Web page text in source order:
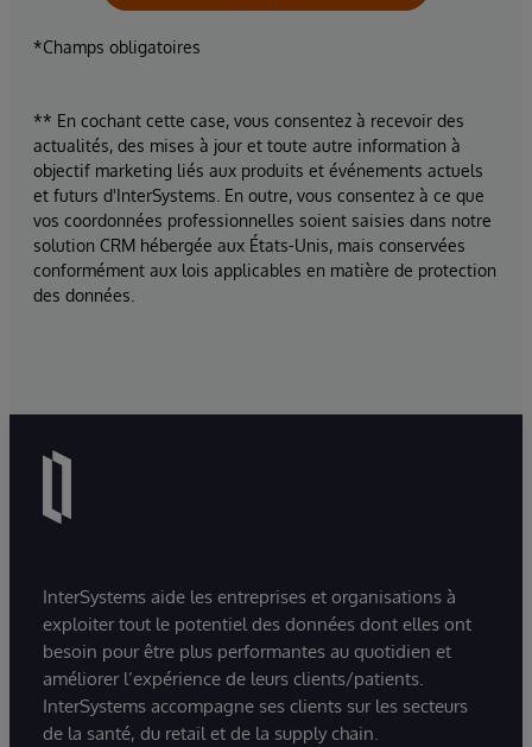
*Champs obligatoires
** En cochant cette case, vous consentez à recevoir des
actualités, des mises à jour et toute autre information à
objectif marketing liés aux produits et événements actuels
et futurs d'InterSystems. En outre, vous consentez à ce que
vos coordonnées professionnelles soient saisies dans notre
solution CRM hébergée aux États-Unis, mais conservées
conformément aux lois applicables en matière de protection
des données.
InterSystems aide les entreprises et organisations à
exploiter tout le potentiel des données dont elles ont
besoin pour être plus performantes au quotidien et
améliorer l’expérience de leurs clients/patients.
InterSystems accompagne ses clients sur les secteurs
de la santé, du retail et de la supply chain.